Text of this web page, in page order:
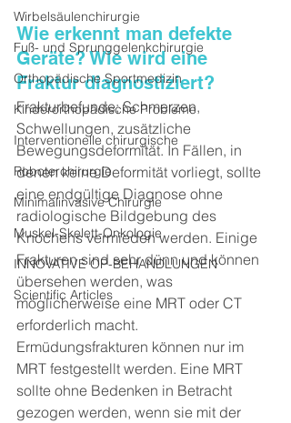
Wirbelsäulenchirurgie
Fuß- und Sprunggelenkchirurgie
Orthopädische Sportmedizin
Kinderorthopädische Probleme
Interventionelle chirurgische
Roboterchirurgie
Minimalinvasive Chirurgie
Muskel-Skelett-Onkologie
INNOVATIVE OP-BEHANDLUNGEN
Scientific Articles
Wie erkennt man defekte
Geräte? Wie wird eine
Fraktur diagnostiziert?
Frakturbefunde; Schmerzen,
Schwellungen, zusätzliche
Bewegungsdeformität. In Fällen, in
denen keine Deformität vorliegt, sollte
eine endgültige Diagnose ohne
radiologische Bildgebung des
Knochens vermieden werden. Einige
Frakturen sind sehr dünn und können
übersehen werden, was
möglicherweise eine MRT oder CT
erforderlich macht.
Ermüdungsfrakturen können nur im
MRT festgestellt werden. Eine MRT
sollte ohne Bedenken in Betracht
gezogen werden, wenn sie mit der